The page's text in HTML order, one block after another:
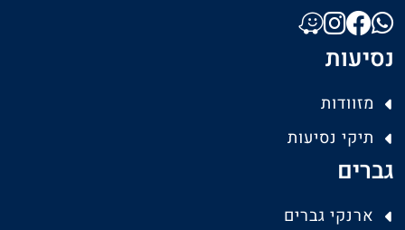
נסיעות
מזוודות
תיקי נסיעות
גברים
ארנקי גברים